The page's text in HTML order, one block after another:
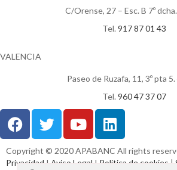
C/Orense, 27 – Esc. B 7º
Tel. 917 87 01 43
VALENCIA
Paseo de Ruzafa, 11, 3º pta
Tel. 960 47 37 07
Copyright © 2020 APABANC All rights
PrivacidadIAviso LegalIPolítica de cookies|